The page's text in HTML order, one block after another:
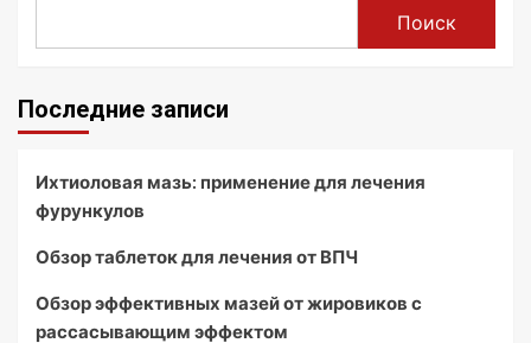
Поиск
Последние записи
Ихтиоловая мазь: применение для лечения
фурункулов
Обзор таблеток для лечения от ВПЧ
Обзор эффективных мазей от жировиков с
рассасывающим эффектом